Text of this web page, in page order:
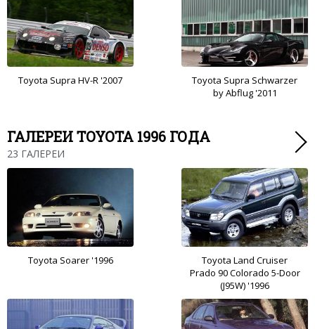
Toyota Supra HV-R '2007
Toyota Supra Schwarzer
by Abflug '2011
ГАЛЕРЕИ TOYOTA 1996 ГОДА
23 ГАЛЕРЕИ
Toyota Soarer '1996
Toyota Land Cruiser
Prado 90 Colorado 5-Door
(J95W) '1996